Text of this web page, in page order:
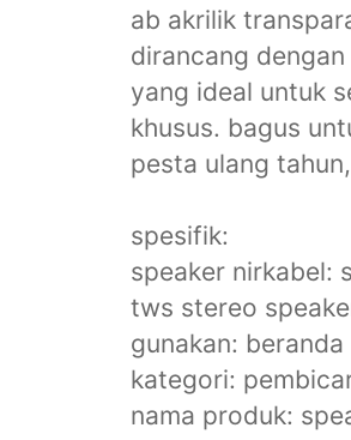
ab akrilik
dirancang
yang ideal untuk
khusus. bagus
pesta ulang
spesifik:
speaker nirkabel:
tws stereo
gunakan: beranda
kategori:
nama produk: